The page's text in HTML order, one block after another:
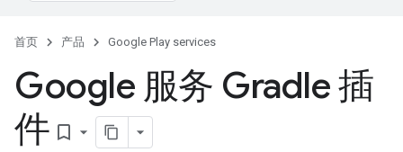
首页 产品 Google Play services
Google 服务 Gradle 插
件 bookmark_border